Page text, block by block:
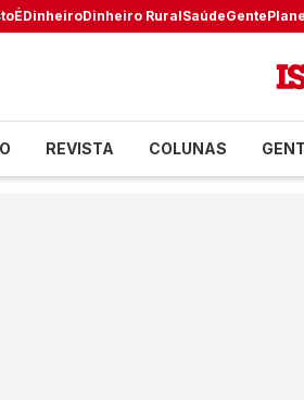
DinheiroDinheiro RuralSaúdeGente
REVISTA COLUNAS